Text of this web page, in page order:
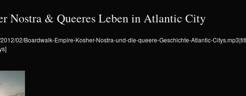
Nostra & Queeres Leben in Atlantic City
02/Boardwalk-Empire-Kosher-Nostra-und-die-queere-Geschichte-Atlantic-